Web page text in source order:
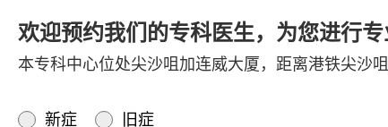
欢迎预约我们的专科医生，为您进行专
本专科中心位处尖沙咀加连威大厦，距离港铁尖沙
新症 旧症